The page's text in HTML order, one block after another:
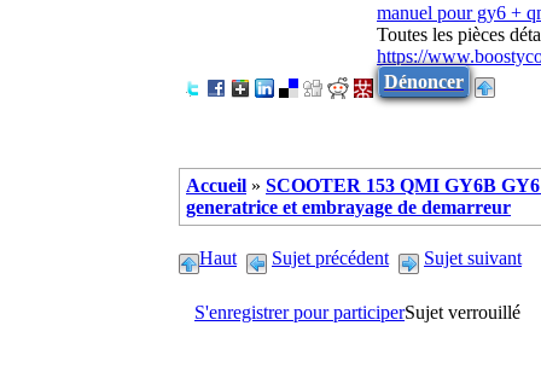
manuel pour gy6 +
Toutes les pièces
https://
Dénoncer
Accueil » SCOOTER 153 QMI GY6B
generatrice et embrayage de demarreur
Haut Sujet précédent Sujet suivant
S'enregistrer pour participerSujet verrouillé